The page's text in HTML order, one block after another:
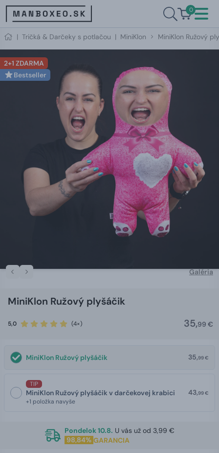
0
| Tričká & Darčeky s potlačou | MiniKlon MiniKlon Ružový
2+1 ZDARMA
Bestseller
Galéria
MiniKlon Ružový plyšáčik
5,0 (4×) 35,99 €
MiniKlon Ružový plyšáčik 35,99 €
TIP
MiniKlon Ružový plyšáčik v darčekovej krabici
+1 položka navyše
43,99 €
Pondelok 10.8. U vás už od 3,99 €
98,84% GARANCIA